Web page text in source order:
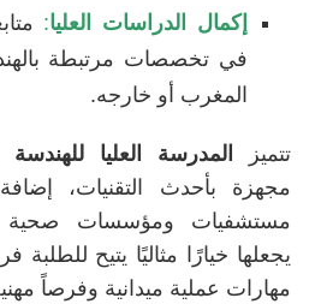
إكمال الدراسات العليا:
في تخصصات مرتبطة
المغرب أو خارجه.
تتميز المدرسة العليا للهندسة
مجهزة بأحدث التقنيات،
مستشفيات ومؤسسات صحية
يجعلها خيارًا مثاليًا يتيح
مهارات عملية ميدانية وفرصاً